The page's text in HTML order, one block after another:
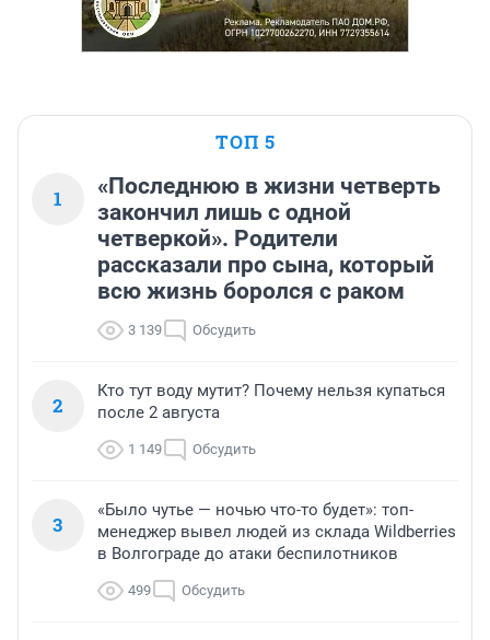
ТОП 5
1
«Последнюю в жизни четверть
закончил лишь с одной
четверкой». Родители
рассказали про сына, который
всю жизнь боролся с раком
3 139 Обсудить
2
Кто тут воду мутит? Почему нельзя купаться
после 2 августа
1 149 Обсудить
3
«Было чутье — ночью что-то будет»: топ-
менеджер вывел людей из склада Wildberries
в Волгограде до атаки беспилотников
499 Обсудить